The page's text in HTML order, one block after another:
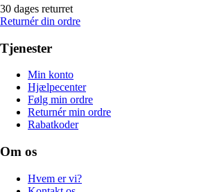
30 dages returret
Returnér din ordre
Tjenester
Min konto
Hjælpecenter
Følg min ordre
Returnér min ordre
Rabatkoder
Om os
Hvem er vi?